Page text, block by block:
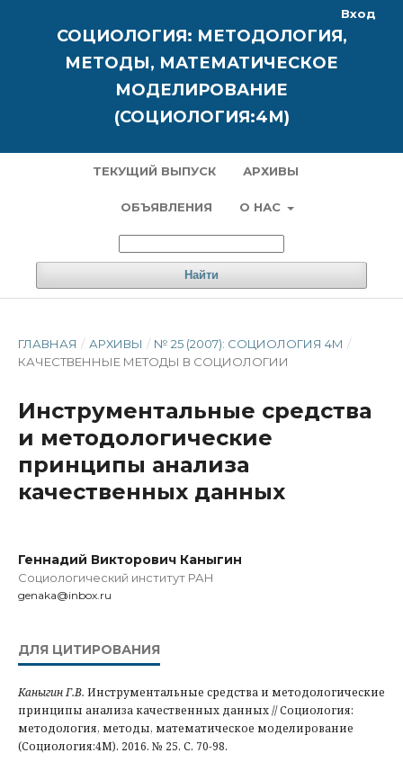
СОЦИОЛОГИЯ: МЕТОДОЛОГИЯ,
МЕТОДЫ, МАТЕМАТИЧЕСКОЕ
МОДЕЛИРОВАНИЕ
(СОЦИОЛОГИЯ:4М)
ТЕКУЩИЙ ВЫПУСК АРХИВЫ
ОБЪЯВЛЕНИЯ О НАС
Найти
Вход
ГЛАВНАЯ / АРХИВЫ / № 25 (2007): СОЦИОЛОГИЯ 4М /
КАЧЕСТВЕННЫЕ МЕТОДЫ В СОЦИОЛОГИИ
Инструментальные средства
и методологические
принципы анализа
качественных данных
Геннадий Викторович Каныгин
Социологический институт РАН
genaka@inbox.ru
ДЛЯ ЦИТИРОВАНИЯ
Каныгин Г.В. Инструментальные средства и методологические
принципы анализа качественных данных // Социология:
методология, методы, математическое моделирование
(Социология:4М). 2016. № 25. С. 70-98.